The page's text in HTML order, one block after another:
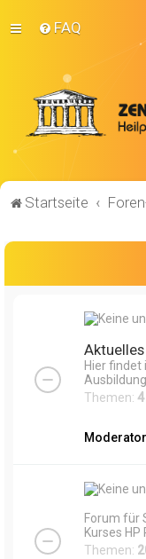
FAQ
Startseite
Aktuelles
Hier findet
Themen: 4
Forum für
Kurses
Themen: